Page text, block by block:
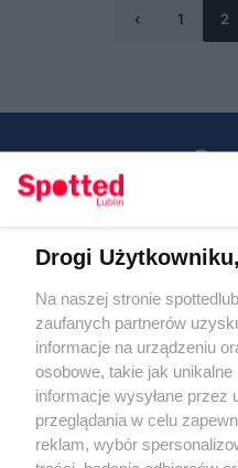
‹ 1 2
KATEGORIE
OGŁOSZENIA
Regulamin
Polityka prywatności
RODO
Warunki korzystania
Drogi Użytkowniku,
Na naszej stronie
zaufanych partnerów
informacje na urządzeniu
osobowe, takie jak
informacje wysyłane przez
przeglądania w celu
reklam, wybór